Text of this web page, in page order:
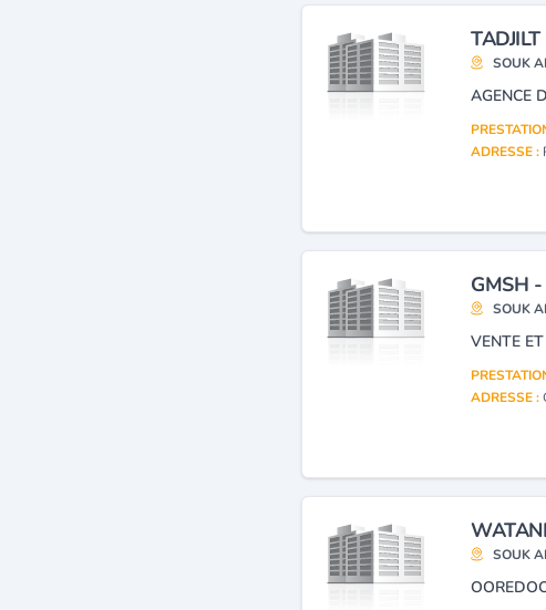
SOUK
ADRESSE :
GMSH
SOUK
ADRESSE :
SOUK